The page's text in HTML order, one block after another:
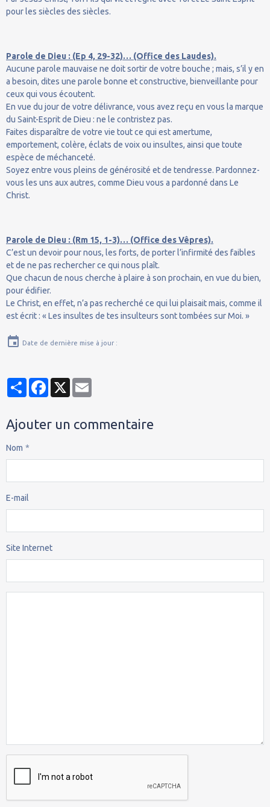
pour les siècles des siècles.
Parole de Dieu : (Ep 4, 29-32)… (Office des Laudes).
Aucune parole mauvaise ne doit sortir de votre bouche ; mais, s’il y en
a besoin, dites une parole bonne et constructive, bienveillante pour
ceux qui vous écoutent.
En vue du jour de votre délivrance, vous avez reçu en vous la marque
du Saint-Esprit de Dieu : ne le contristez pas.
Faites disparaître de votre vie tout ce qui est amertume,
emportement, colère, éclats de voix ou insultes, ainsi que toute
espèce de méchanceté.
Soyez entre vous pleins de générosité et de tendresse. Pardonnez-
vous les uns aux autres, comme Dieu vous a pardonné dans Le
Christ.
Parole de Dieu : (Rm 15, 1-3)… (Office des Vêpres).
C’est un devoir pour nous, les forts, de porter l’infirmité des faibles
et de ne pas rechercher ce qui nous plaît.
Que chacun de nous cherche à plaire à son prochain, en vue du bien,
pour édifier.
Le Christ, en effet, n’a pas recherché ce qui lui plaisait mais, comme il
est écrit : « Les insultes de tes insulteurs sont tombées sur Moi. »
Date de dernière mise à jour :
PartagerFacebook
X
Ajouter un commentaire
Nom
E-mail
Site Internet